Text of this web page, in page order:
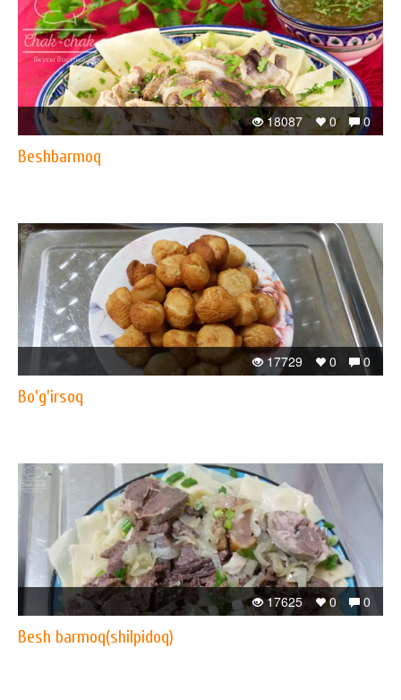
0
0
18087
Beshbarmoq
0
0
17729
Bo'g'irsoq
0
0
17625
Besh barmoq(shilpidoq)